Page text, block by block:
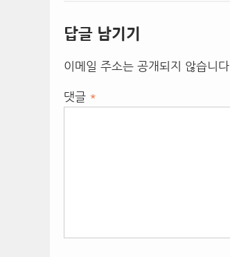
답글 남기기
이메일 주소는 공개되지 않습니다.
댓글 *